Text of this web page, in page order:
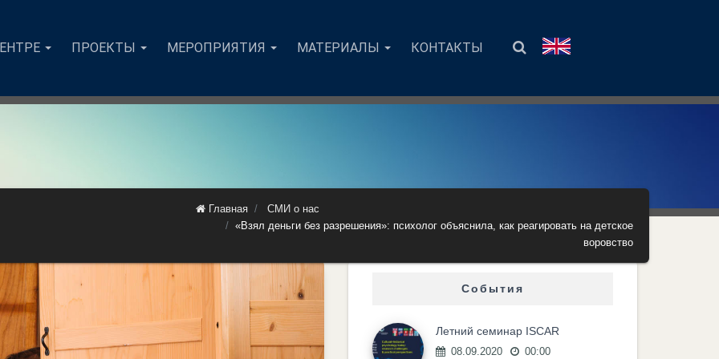
ПРОЕКТЫ МЕРОПРИЯТИЯ МАТЕРИАЛЫ КОНТАКТЫ
Главная
СМИ о нас
«Взял деньги без разрешения»: психолог объяснила, как реагировать на детское
воровство
События
Летний семинар ISCAR
08.09.2020 00:00